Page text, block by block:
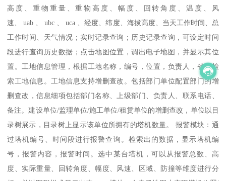
高度、重物重量、重物高度、幅度、回转角度、温度、风
速、 uab 、 ubc 、 uca 、经度、纬度、海拔高度、当天工作时间、总
工作时间、天气情况；实时记录查询；历史记录查询，可设定时间
段进行查询历史数据；点击地图位置，调出电子地图，并显示其位
置。工地信息管理，根据工地名称，编号，位置，负责人，省份检
索工地信息。工地信息支持增删查改。包括部门单位配置部门的增
删查改，信息细项包括部门名称、上级部门、负责人、联系电话、
备注。建设单位/监理单位/施工单位/租赁单位的增删查改，单位以目
录树展示，目录树上显示该单位所拥有的塔机数量。 报警模块：通
过塔机编号、时间段进行报警查询。检索出的数据，显示塔机编
号，报警内容，报警时间。选中某台塔机，可以从报警总数、高
度、实际重量、回转角度、幅度、风速、区域、防撞等维度进行分